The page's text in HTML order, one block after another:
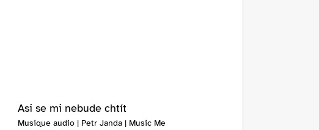
Asi se mi nebude chtít
Musique audio | Petr Janda | Music Me